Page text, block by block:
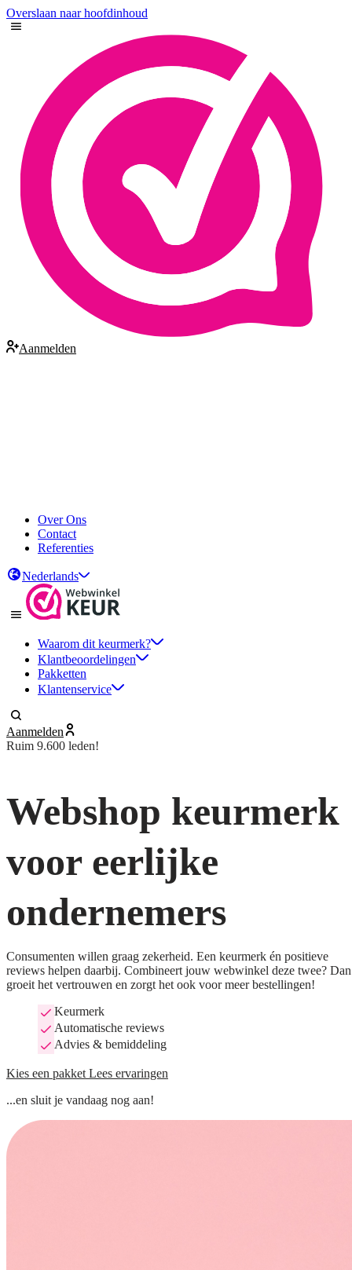
Overslaan naar hoofdinhoud
Aanmelden
Over Ons
Contact
Referenties
Nederlands
Waarom dit keurmerk?
Klantbeoordelingen
Pakketten
Klantenservice
Aanmelden
Ruim 9.600 leden!
Webshop keurmerk
voor eerlijke
ondernemers
Consumenten willen graag zekerheid. Een keurmerk én positieve
reviews helpen daarbij. Combineert jouw webwinkel deze twee? Dan
groeit het vertrouwen en zorgt het ook voor meer bestellingen!
Keurmerk
Automatische reviews
Advies & bemiddeling
Kies een pakket Lees ervaringen
...en sluit je vandaag nog aan!